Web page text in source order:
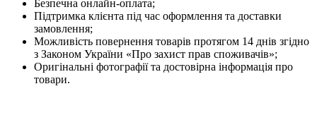
Безпечна онлайн-оплата;
Підтримка клієнта під час оформлення та доставки
замовлення;
Можливість повернення товарів протягом 14 днів згідно
з Законом України «Про захист прав споживачів»;
Оригінальні фотографії та достовірна інформація про
товари.